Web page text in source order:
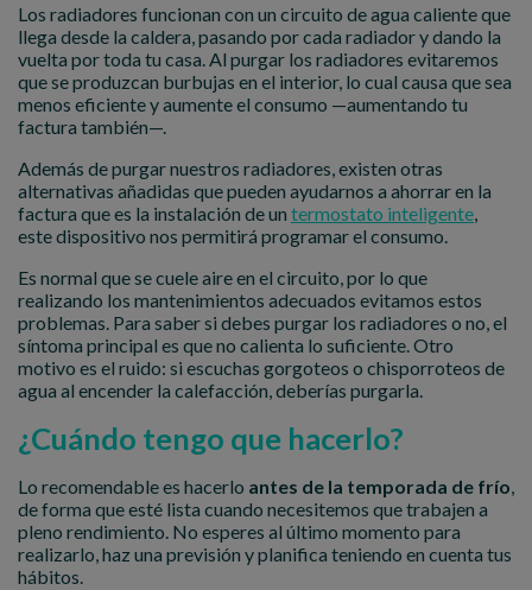
Los radiadores funcionan con un circuito de agua caliente que
llega desde la caldera, pasando por cada radiador y dando la
vuelta por toda tu casa. Al purgar los radiadores evitaremos
que se produzcan burbujas en el interior, lo cual causa que sea
menos eficiente y aumente el consumo —aumentando tu
factura también—.
Además de purgar nuestros radiadores, existen otras
alternativas añadidas que pueden ayudarnos a ahorrar en la
factura que es la instalación de un termostato inteligente
este dispositivo nos permitirá programar el consumo.
Es normal que se cuele aire en el circuito, por lo que
realizando los mantenimientos adecuados evitamos estos
problemas. Para saber si debes purgar los radiadores o no, el
síntoma principal es que no calienta lo suficiente. Otro
motivo es el ruido: si escuchas gorgoteos o chisporroteos de
agua al encender la calefacción, deberías purgarla.
¿Cuándo tengo que hacerlo?
Lo recomendable es hacerlo antes de la temporada de frío
de forma que esté lista cuando necesitemos que trabajen a
pleno rendimiento. No esperes al último momento para
realizarlo, haz una previsión y planifica teniendo en cuenta tus
hábitos.